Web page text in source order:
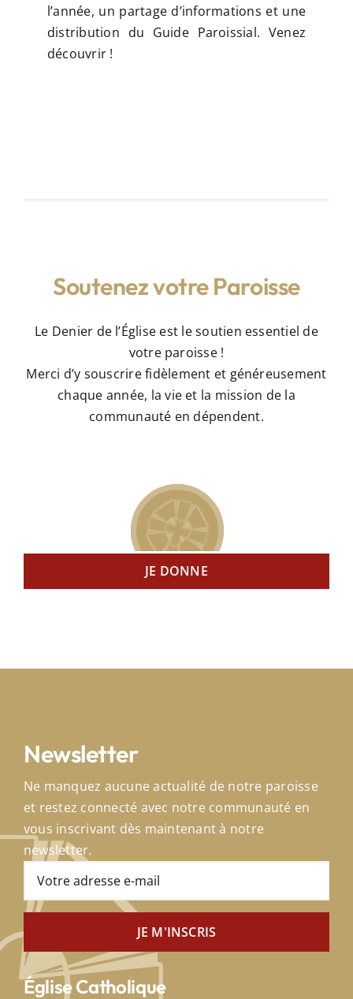
l’année, un partage d’informations et une
distribution du Guide Paroissial. Venez
découvrir !
Soutenez votre Paroisse
Le Denier de l’Église est le soutien essentiel de
votre paroisse !
Merci d’y souscrire fidèlement et généreusement
chaque année, la vie et la mission de la
communauté en dépendent.
JE DONNE
Newsletter
Ne manquez aucune actualité de notre paroisse
et restez connecté avec notre communauté en
vous inscrivant dès maintenant à notre
newsletter.
Église Catholique